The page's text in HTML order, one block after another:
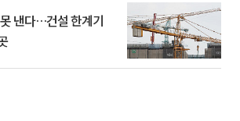
낸다…건설 한계기